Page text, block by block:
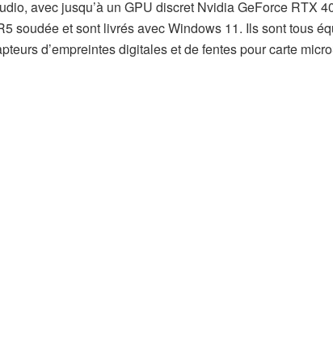
avec jusqu’à un GPU discret Nvidia GeForce RTX
soudée et sont livrés avec Windows 11. Ils sont tous
d’empreintes digitales et de fentes pour carte